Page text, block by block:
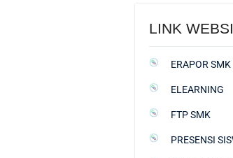
LINK
ERAPOR SMK
ELEARNING
FTP SMK
PRESENSI